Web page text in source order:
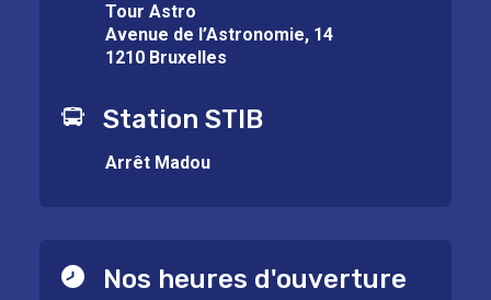
Tour Astro
Avenue de l’Astronomie, 14
1210 Bruxelles
Station STIB
Arrêt Madou
Nos heures d'ouverture